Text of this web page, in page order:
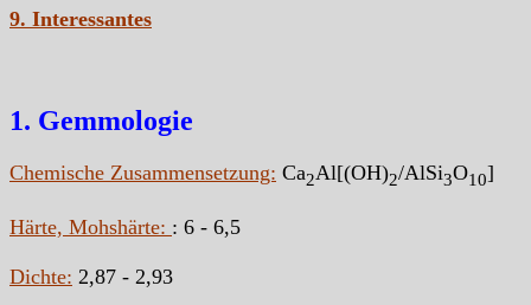
9. Interessantes
1. Gemmologie
Chemische Zusammensetzung: Ca2Al[(OH)2/AlSi3O10]
Härte, Mohshärte: : 6 - 6,5
Dichte: 2,87 - 2,93